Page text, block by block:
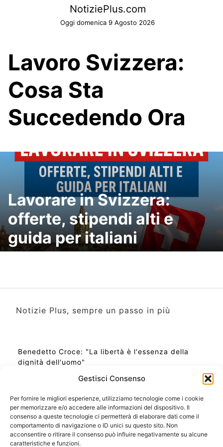
Gestisci Consenso
Per fornire le migliori esperienze, utilizziamo tecnologie come i cookie
per memorizzare e/o accedere alle informazioni del dispositivo. Il
consenso a queste tecnologie ci permetterà di elaborare dati come il
comportamento di navigazione o ID unici su questo sito. Non
acconsentire o ritirare il consenso può influire negativamente su alcune
caratteristiche e funzioni.
NotiziePlus.com
Oggi domenica 9 Agosto 2026
Lavoro Svizzera:
Cosa Sta
Succedendo Ora
Lavorare in Svizzera:
offerte, stipendi alti e
guida per italiani
Notizie Plus, sempre un passo in più
Benedetto Croce: "La libertà è l'essenza della
dignità dell'uomo"
Ora Esatta in Italia in questo momento
Ti Senti Strano Ultimamente? Potrebbe Essere per
la Risonanza di Schumann
Come Sapere Se Stai Ascendendo alla Quinta